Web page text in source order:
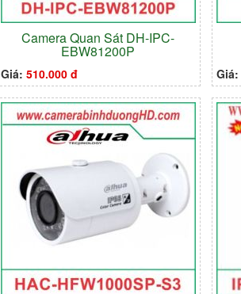
Camera Quan Sát DH-IPC-
EBW81200P
Giá: 510.000 đ Giá: